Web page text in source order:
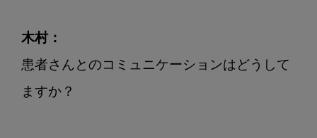
木村：
患者さんとのコミュニケーションはどうして
ますか？